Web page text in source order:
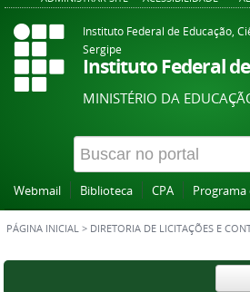
Instituto Federal de Educação,
Sergipe
Instituto Federal
MINISTÉRIO DA
Webmail Biblioteca CPA Programa
PÁGINA INICIAL > DIRETORIA DE LICITAÇÕES E